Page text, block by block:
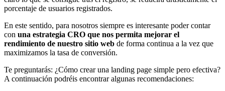
porcentaje de usuarios registrados.
En este sentido, para nosotros siempre es interesante poder contar
con una estrategia CRO que nos permita mejorar el
rendimiento de nuestro sitio web de forma continua a la vez que
maximizamos la tasa de conversión.
Te preguntarás: ¿Cómo crear una landing page simple pero efectiva?
A continuación podréis encontrar algunas recomendaciones: